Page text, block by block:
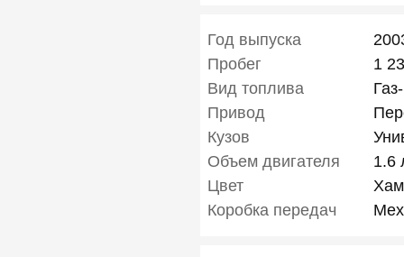
Год выпуска
Пробег
1
Вид топлива
Привод
Кузов
Объем двигателя
1.6
Цвет
Коробка передач